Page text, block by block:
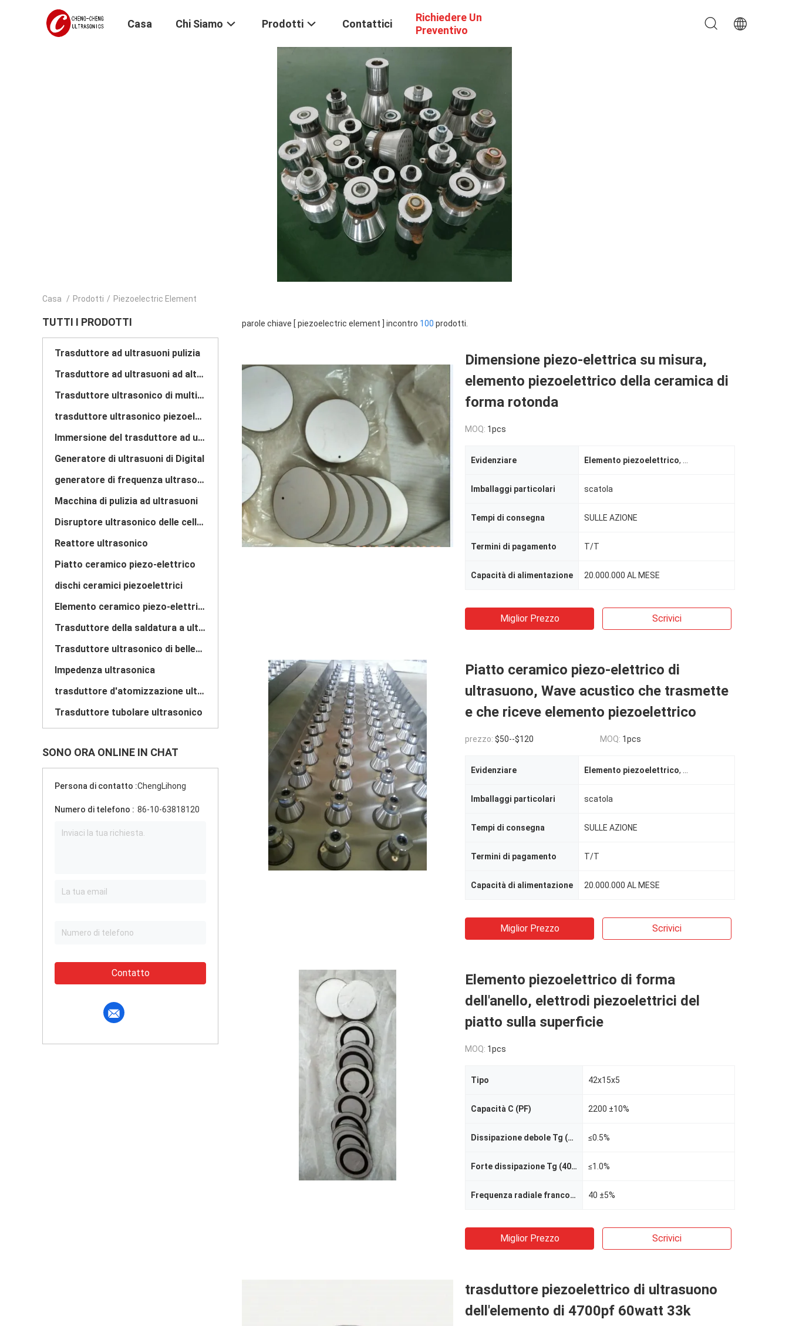
Casa Chi Siamo Prodotti Contattici
Richiedere Un
Preventivo
Casa / Prodotti / Piezoelectric Element
TUTTI I PRODOTTI
Trasduttore ad ultrasuoni pulizia
Trasduttore ad ultrasuoni ad alta potenza
Trasduttore ultrasonico di multi frequenza
trasduttore ultrasonico piezoelettrico
Immersione del trasduttore ad ultrasuoni
Generatore di ultrasuoni di Digital
generatore di frequenza ultrasonica
Macchina di pulizia ad ultrasuoni
Disruptore ultrasonico delle cellule
Reattore ultrasonico
Piatto ceramico piezo-elettrico
dischi ceramici piezoelettrici
Elemento ceramico piezo-elettrico
Trasduttore della saldatura a ultrasuoni
Trasduttore ultrasonico di bellezza
Impedenza ultrasonica
trasduttore d'atomizzazione ultrasonico
Trasduttore tubolare ultrasonico
SONO ORA ONLINE IN CHAT
Persona di contatto :ChengLihong
Numero di telefono : 86-10-63818120
Contatto
parole chiave [ piezoelectric element ] incontro 100 prodotti.
Dimensione piezo-elettrica su misura,
elemento piezoelettrico della ceramica di
forma rotonda
MOQ: 1pcs
Evidenziare Elemento piezoelettrico,
Imballaggi particolari scatola
Tempi di consegna SULLE AZIONE
Termini di pagamento T/T
Capacità di alimentazione 20.000.000 AL MESE
Miglior Prezzo Scrivici
Piatto ceramico piezo-elettrico di
ultrasuono, Wave acustico che trasmette
e che riceve elemento piezoelettrico
prezzo: $50--$120 MOQ: 1pcs
Evidenziare Elemento piezoelettrico,
Imballaggi particolari scatola
Tempi di consegna SULLE AZIONE
Termini di pagamento T/T
Capacità di alimentazione 20.000.000 AL MESE
Miglior Prezzo Scrivici
Elemento piezoelettrico di forma
dell'anello, elettrodi piezoelettrici del
piatto sulla superficie
MOQ: 1pcs
Tipo 42x15x5
Capacità C (PF) 2200 ±10%
Dissipazione debole Tg (12V) del campo ≤0.5%
Forte dissipazione Tg (400V) del campo ≤1.0%
Frequenza radiale franco (chilocicli) 40 ±5%
Miglior Prezzo Scrivici
trasduttore piezoelettrico di ultrasuono
dell'elemento di 4700pf 60watt 33k